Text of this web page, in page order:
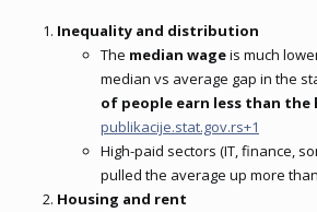
Inequality and distribution
The median wageis much
median vs average gap in the
of people earn less than the
publikacije.stat.gov.rs+1
High-paid sectors (IT, finance,
pulled the average up more
Housing and rent